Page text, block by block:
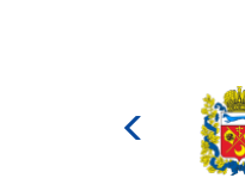
Министерство
культуры
Российской
федерации